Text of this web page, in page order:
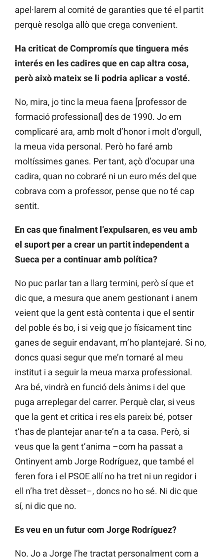
apel·larem al comité de garanties que té el partit
perquè resolga allò que crega convenient.
Ha criticat de Compromís que tinguera més
interés en les cadires que en cap altra cosa,
però això mateix se li podria aplicar a vosté.
No, mira, jo tinc la meua faena [professor de
formació professional] des de 1990. Jo em
complicaré ara, amb molt d’honor i molt d’orgull,
la meua vida personal. Però ho faré amb
moltíssimes ganes. Per tant, açò d’ocupar una
cadira, quan no cobraré ni un euro més del que
cobrava com a professor, pense que no té cap
sentit.
En cas que finalment l’expulsaren, es veu amb
el suport per a crear un partit independent a
Sueca per a continuar amb política?
No puc parlar tan a llarg termini, però sí que et
dic que, a mesura que anem gestionant i anem
veient que la gent està contenta i que el sentir
del poble és bo, i si veig que jo físicament tinc
ganes de seguir endavant, m’ho plantejaré. Si no,
doncs quasi segur que me’n tornaré al meu
institut i a seguir la meua marxa professional.
Ara bé, vindrà en funció dels ànims i del que
puga arreplegar del carrer. Perquè clar, si veus
que la gent et critica i res els pareix bé, potser
t’has de plantejar anar-te’n a ta casa. Però, si
veus que la gent t’anima –com ha passat a
Ontinyent amb Jorge Rodríguez, que també el
feren fora i el PSOE allí no ha tret ni un regidor i
ell n’ha tret dèsset–, doncs no ho sé. Ni dic que
sí, ni dic que no.
Es veu en un futur com Jorge Rodríguez?
No. Jo a Jorge l’he tractat personalment com a